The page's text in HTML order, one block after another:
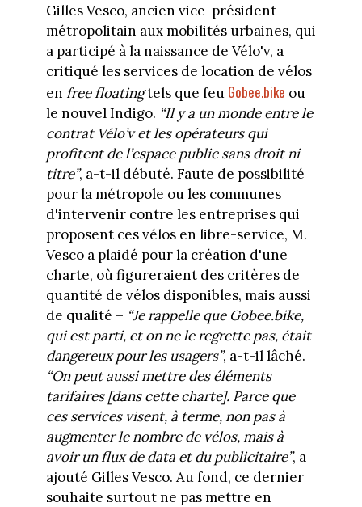
Gilles Vesco, ancien vice-président
métropolitain aux mobilités urbaines, qui
a participé à la naissance de Vélo'v, a
critiqué les services de location de vélos
en free floatingtels que feu Gobee.bike ou
le nouvel Indigo. “Il y a un monde entre le
contrat Vélo’v et les opérateurs qui
profitent de l’espace public sans droit ni
titre”, a-t-il débuté. Faute de possibilité
pour la métropole ou les communes
d'intervenir contre les entreprises qui
proposent ces vélos en libre-service, M.
Vesco a plaidé pour la création d'une
charte, où figureraient des critères de
quantité de vélos disponibles, mais aussi
de qualité – “Je rappelle que Gobee.bike,
qui est parti, et on ne le regrette pas, était
dangereux pour les usagers”, a-t-il lâché.
“On peut aussi mettre des éléments
tarifaires [dans cette charte]. Parce que
ces services visent, à terme, non pas à
augmenter le nombre de vélos, mais à
avoir un flux de data et du publicitaire”, a
ajouté Gilles Vesco. Au fond, ce dernier
souhaite surtout ne pas mettre en